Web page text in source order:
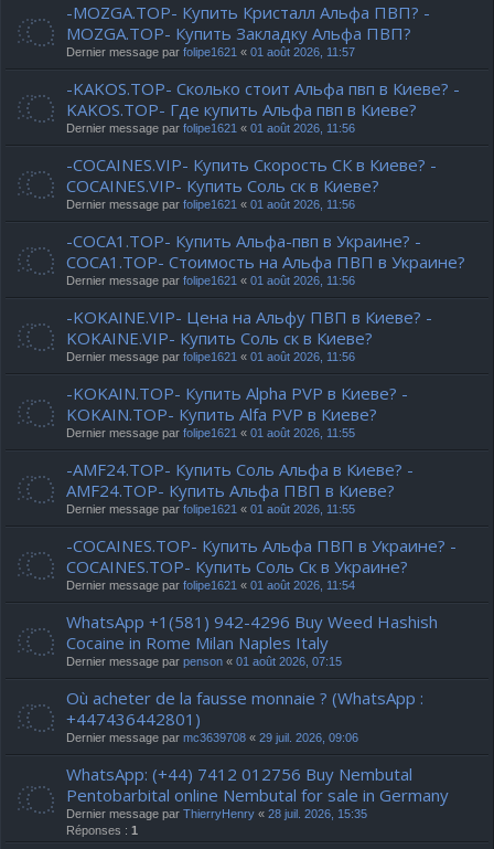
-MOZGA.TOP- Купить Кристалл Альфа ПВП? -
MOZGA.TOP- Купить Закладку Альфа ПВП?
Dernier message par folipe1621 « 01 août 2026, 11:57
-KAKOS.TOP- Сколько стоит Альфа пвп в Киеве? -
KAKOS.TOP- Где купить Альфа пвп в Киеве?
Dernier message par folipe1621 « 01 août 2026, 11:56
-COCAINES.VIP- Купить Скорость СК в Киеве? -
COCAINES.VIP- Купить Соль ск в Киеве?
Dernier message par folipe1621 « 01 août 2026, 11:56
-COCA1.TOP- Купить Альфа-пвп в Украине? -
COCA1.TOP- Стоимость на Альфа ПВП в Украине?
Dernier message par folipe1621 « 01 août 2026, 11:56
-KOKAINE.VIP- Цена на Альфу ПВП в Киеве? -
KOKAINE.VIP- Купить Соль ск в Киеве?
Dernier message par folipe1621 « 01 août 2026, 11:56
-KOKAIN.TOP- Купить Alpha PVP в Киеве? -
KOKAIN.TOP- Купить Alfa PVP в Киеве?
Dernier message par folipe1621 « 01 août 2026, 11:55
-AMF24.TOP- Купить Соль Альфа в Киеве? -
AMF24.TOP- Купить Альфа ПВП в Киеве?
Dernier message par folipe1621 « 01 août 2026, 11:55
-COCAINES.TOP- Купить Альфа ПВП в Украине? -
COCAINES.TOP- Купить Соль Ск в Украине?
Dernier message par folipe1621 « 01 août 2026, 11:54
WhatsApp +1(581) 942-4296 Buy Weed Hashish
Cocaine in Rome Milan Naples Italy
Dernier message par penson « 01 août 2026, 07:15
Où acheter de la fausse monnaie ? (WhatsApp :
+447436442801)
Dernier message par mc3639708 « 29 juil. 2026, 09:06
WhatsApp: (+44) 7412 012756 Buy Nembutal
Pentobarbital online Nembutal for sale in Germany
Dernier message par ThierryHenry « 28 juil. 2026, 15:35
Réponses : 1